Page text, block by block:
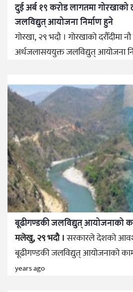
दुई अर्ब १९ करोड लागतमा गोरखाको
जलविद्युत् आयोजना निर्माण हुने
गोरखा, २९ भदौ । गोरखाको दरौँदीमा
अर्धजलासययुक्त जलविद्युत् आयोजना
बूढीगण्डकी जलविद्युत् आयोजनाको
मलेखु, २९ भदौ ।सरकारले देशको
बूढीगण्डकी जलविद्युत् आयोजनाको
years ago